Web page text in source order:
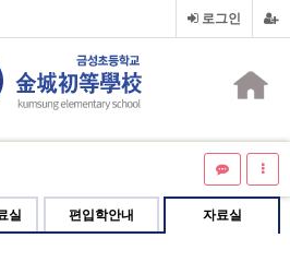
로그인
실 편입학안내 자료실